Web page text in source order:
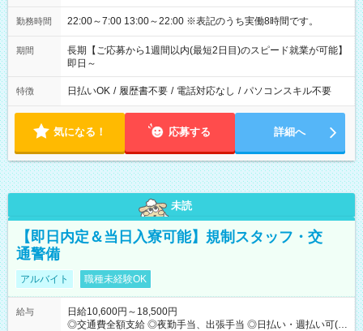
勤務時間 22:00～7:00 13:00～22:00 ※表記のうち実働8時間です。
期間
長期【ご応募から1週間以内(最短2日目)のスピード就業が可能】
即日～
特徴 日払いOK / 履歴書不要 / 電話対応なし / パソコンスキル不要
気になる！ 応募する 詳細へ
未読
【即日内定＆当日入寮可能】規制スタッフ・交
通警備
アルバイト 職種未経験OK
給与
日給10,600円～18,500円
◎交通費全額支給 ◎夜勤手当、出張手当 ◎日払い・週払い可(希